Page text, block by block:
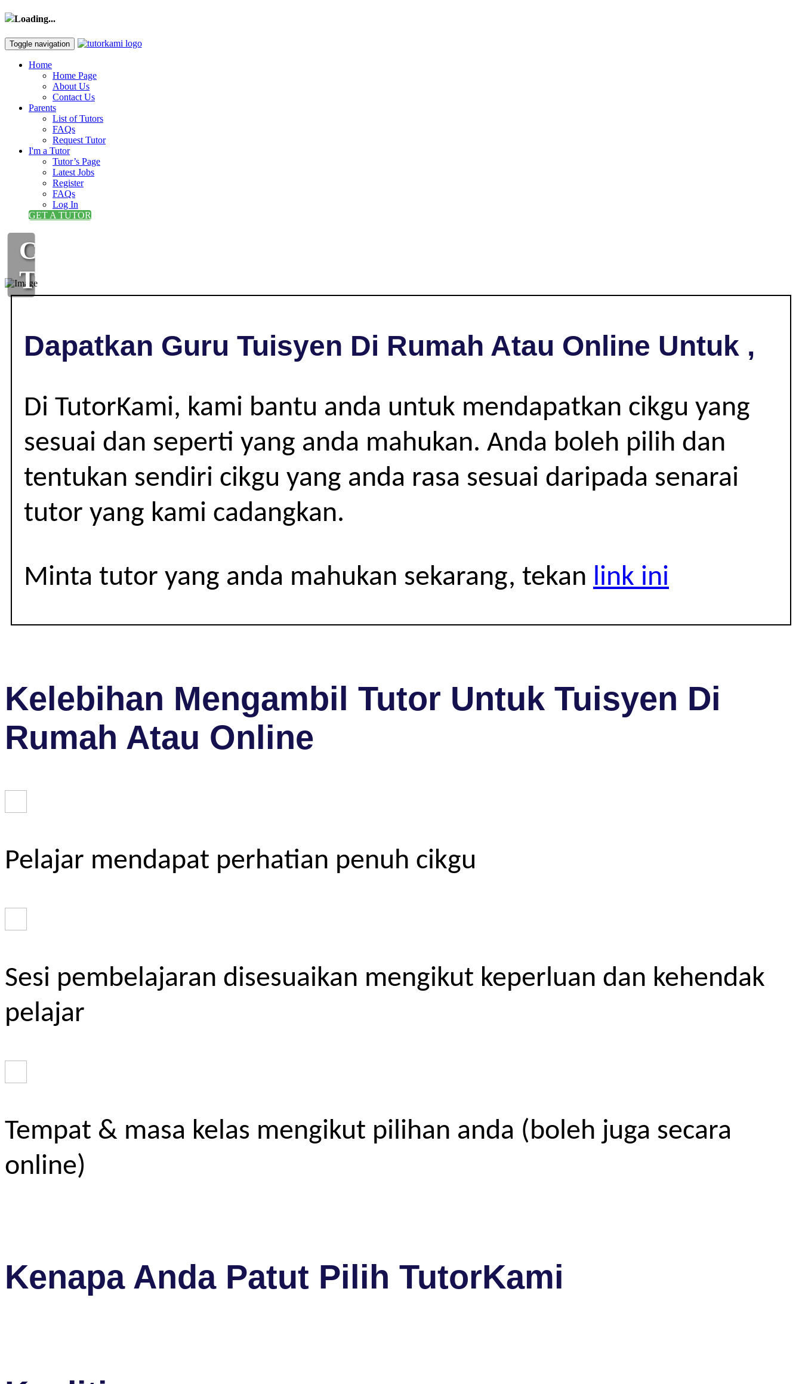
Loading...
Toggle navigation
Home
Home Page
About Us
Contact Us
Parents
List of Tutors
FAQs
Request Tutor
I'm a Tutor
Tutor’s Page
Latest Jobs
Register
FAQs
Log In
GET A TUTOR
CIKGU
TUISYEN
,Dapatkan Guru Tuisyen Di Rumah Atau Online Untuk ,
Di TutorKami, kami bantu anda untuk mendapatkan cikgu yang
sesuai dan seperti yang anda mahukan. Anda boleh pilih dan
tentukan sendiri cikgu yang anda rasa sesuai daripada senarai
tutor yang kami cadangkan.
Minta tutor yang anda mahukan sekarang, tekan link ini
Kelebihan Mengambil Tutor Untuk Tuisyen Di
Rumah Atau Online
Pelajar mendapat perhatian penuh cikgu
Sesi pembelajaran disesuaikan mengikut keperluan dan kehendak
pelajar
Tempat & masa kelas mengikut pilihan anda (boleh juga secara
online)
Kenapa Anda Patut Pilih TutorKami